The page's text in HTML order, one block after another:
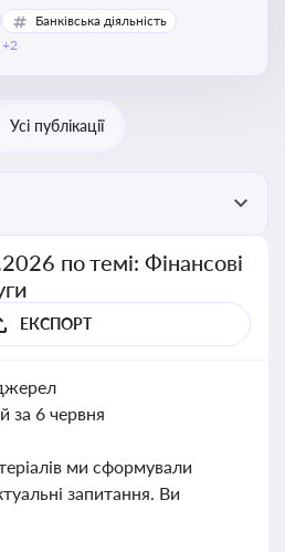
платежів та
вимог
Банківська діяльність
+2
Усі публікації
по темі: Фінансові
ЕКСПОРТ
за 6 червня
ми сформували
запитання. Ви